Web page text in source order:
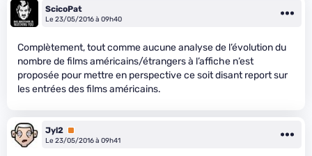
ScicoPat
Le 23/05/2016 à 09h40
Complètement, tout comme aucune analyse de l’évolution du
nombre de films américains/étrangers à l’affiche n’est
proposée pour mettre en perspective ce soit disant report sur
les entrées des films américains.
Jyl2 Premium
Le 23/05/2016 à 09h41